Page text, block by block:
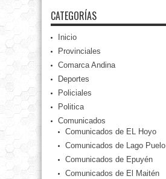
CATEGORÍAS
Inicio
Provinciales
Comarca Andina
Deportes
Policiales
Politica
Comunicados
Comunicados de EL Hoyo
Comunicados de Lago Puelo
Comunicados de Epuyén
Comunicados de El Maitén